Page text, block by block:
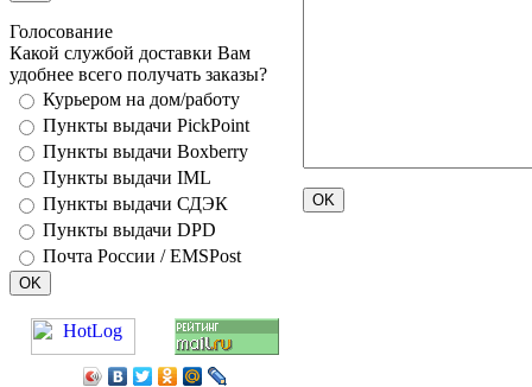
Голосование
Какой службой доставки Вам
удобнее всего получать заказы?
Курьером на дом/работу
Пункты выдачи PickPoint
Пункты выдачи Boxberry
Пункты выдачи IML
Пункты выдачи СДЭК
Пункты выдачи DPD
Почта России / EMSPost